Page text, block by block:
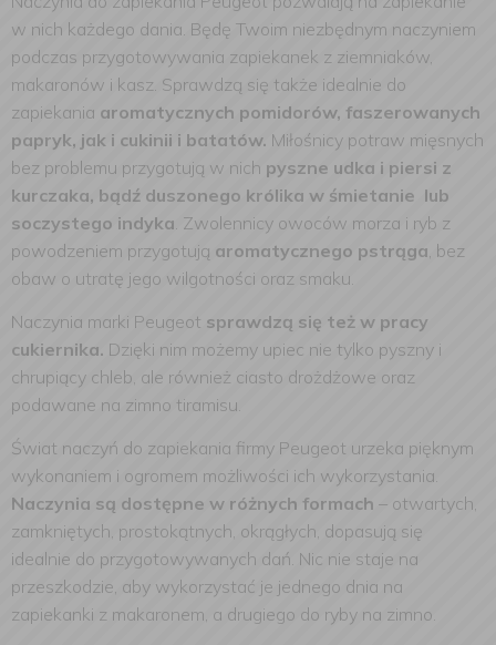
w nich każdego dania. Będę Twoim niezbędnym naczyniem
podczas przygotowywania zapiekanek z ziemniaków,
makaronów i kasz. Sprawdzą się także idealnie do
zapiekania aromatycznych pomidorów, faszerowanych
papryk, jak i cukinii i batatów. Miłośnicy potraw mięsnych
bez problemu przygotują w nich pyszne udka i piersi z
kurczaka, bądź duszonego królika w śmietanie lub
soczystego indyka. Zwolennicy owoców morza i ryb z
powodzeniem przygotują aromatycznego pstrąga, bez
obaw o utratę jego wilgotności oraz smaku.
Naczynia marki Peugeot sprawdzą się też w pracy
cukiernika. Dzięki nim możemy upiec nie tylko pyszny i
chrupiący chleb, ale również ciasto drożdżowe oraz
podawane na zimno tiramisu.
Świat naczyń do zapiekania firmy Peugeot urzeka pięknym
wykonaniem i ogromem możliwości ich wykorzystania.
Naczynia są dostępne w różnych formach – otwartych,
zamkniętych, prostokątnych, okrągłych, dopasują się
idealnie do przygotowywanych dań. Nic nie staje na
przeszkodzie, aby wykorzystać je jednego dnia na
zapiekanki z makaronem, a drugiego do ryby na zimno.